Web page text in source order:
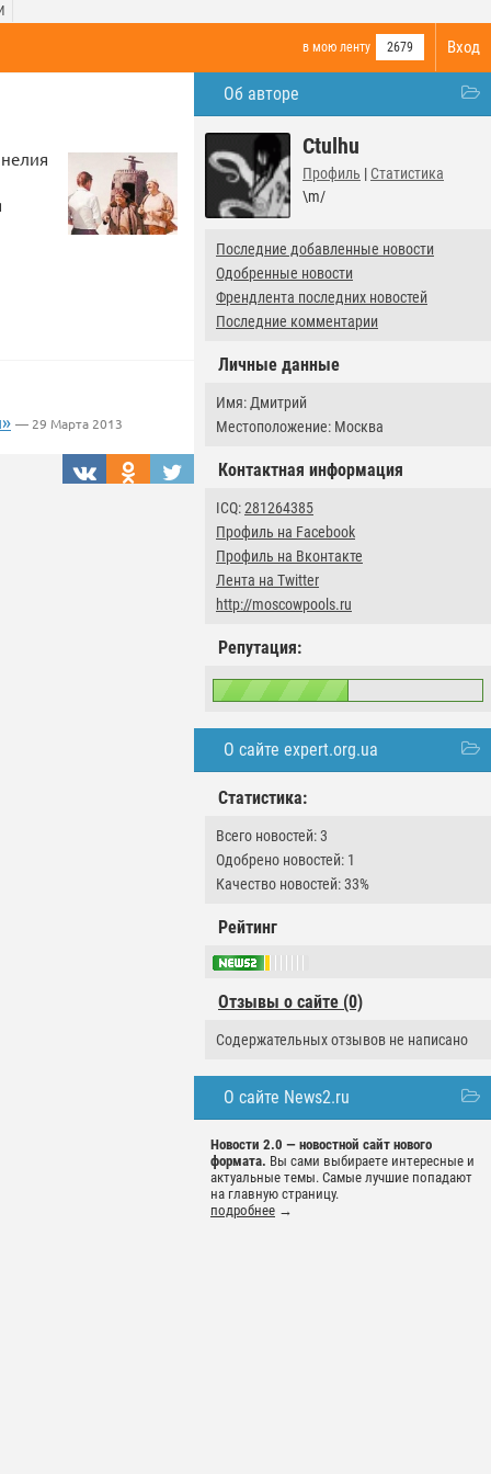
Вход
в мою ленту 2679
Об авторе
Ctulhu
Профиль | Статистика
\m/
Последние добавленные новости
Одобренные новости
Френдлента последних новостей
Последние комментарии
Личные данные
Имя: Дмитрий
Местоположение: Москва
Контактная информация
ICQ:281264385
Профиль на Facebook
Профиль на Вконтакте
Лента на Twitter
http://moscowpools.ru
Репутация:
О сайте expert.org.ua
Статистика:
Всего новостей: 3
Одобрено новостей: 1
Качество новостей: 33%
Рейтинг
Отзывы о сайте (0)
Содержательных отзывов не написано
О сайте News2.ru
Новости 2.0 — новостной сайт нового
формата. Вы сами выбираете интересные и
актуальные темы. Самые лучшие попадают
на главную страницу.
подробнее →
— 29 Марта 2013